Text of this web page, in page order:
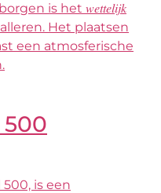
is het 𝑤𝑒𝑡𝑡𝑒𝑙𝑖𝑗𝑘
Het plaatsen
een atmosferische
is een